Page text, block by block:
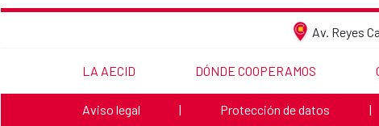
Av. Reyes
LINK TO THE WEBSITE:
LA AECID LINK TO THE WEBSITE:
DÓNDE COOPERAMOS
Link to the website:
Aviso legal | Link to the website:
Protección de datos |